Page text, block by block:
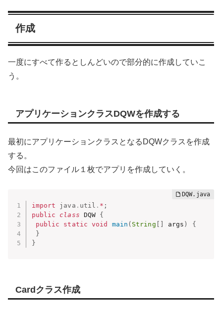
作成
一度にすべて作るとしんどいので部分的に作成していこ
う。
アプリケーションクラスDQWを作成する
最初にアプリケーションクラスとなるDQWクラスを作成
する。
今回はこのファイル１枚でアプリを作成していく。
import java . util . * ;
public
class DQW {
public
static void main ( String args )
{
}
}
Cardクラス作成